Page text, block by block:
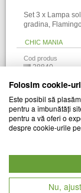
Set 3 x Lampa
gradina,
CHIC MANIA
Cod produs
28840
Folosim cookie-uri
Este posibil să
pentru a îmbunătăți
pentru a vă oferi o
despre cookie-urile
Nu,